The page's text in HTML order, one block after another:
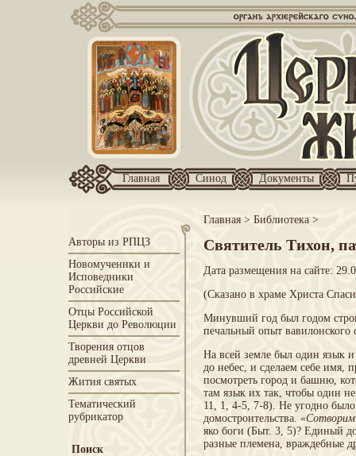
Главная Синод Документы
Главная> Библиотека >
Авторы из РПЦЗ
Новомученики и
Исповедники
Российские
Отцы Российской
Церкви до Революции
Творения отцов
древней Церкви
Жития святых
Тематический
рубрикатор
Поиск
Святитель Тихон,
Дата размещения на сайте:
(Сказано в храме Христа
Минувший год был годом
печальный опыт вавилонского
На всей земле был один язык
до небес, и сделаем себе имя,
посмотреть город и башню,
там язык их так, чтобы один
11, 1, 4-5, 7-8). Не угодно было
домостроительства. «Сотворим
яко боги (Быт. 3, 5)? Единый
разные племена, враждебные